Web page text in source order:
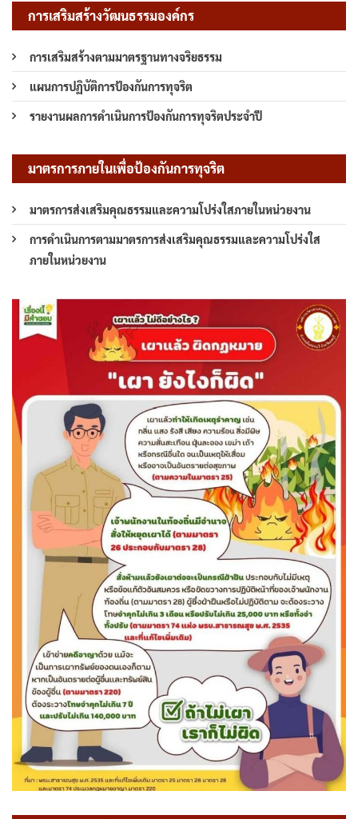
การเสริมสร้างวัฒนธรรมองค์กร
การเสริมสร้างตามมาตรฐานทางจริยธรรม
แผนการปฏิบัติการป้องกันการทุจริต
รายงานผลการดำเนินการป้องกันการทุจริตประจำปี
มาตรการภายในเพื่อป้องกันการทุจริต
มาตรการส่งเสริมคุณธรรมและความโปร่งใสภายในหน่วยงาน
การดำเนินการตามมาตรการส่งเสริมคุณธรรมและความโปร่งใส
ภายในหน่วยงาน